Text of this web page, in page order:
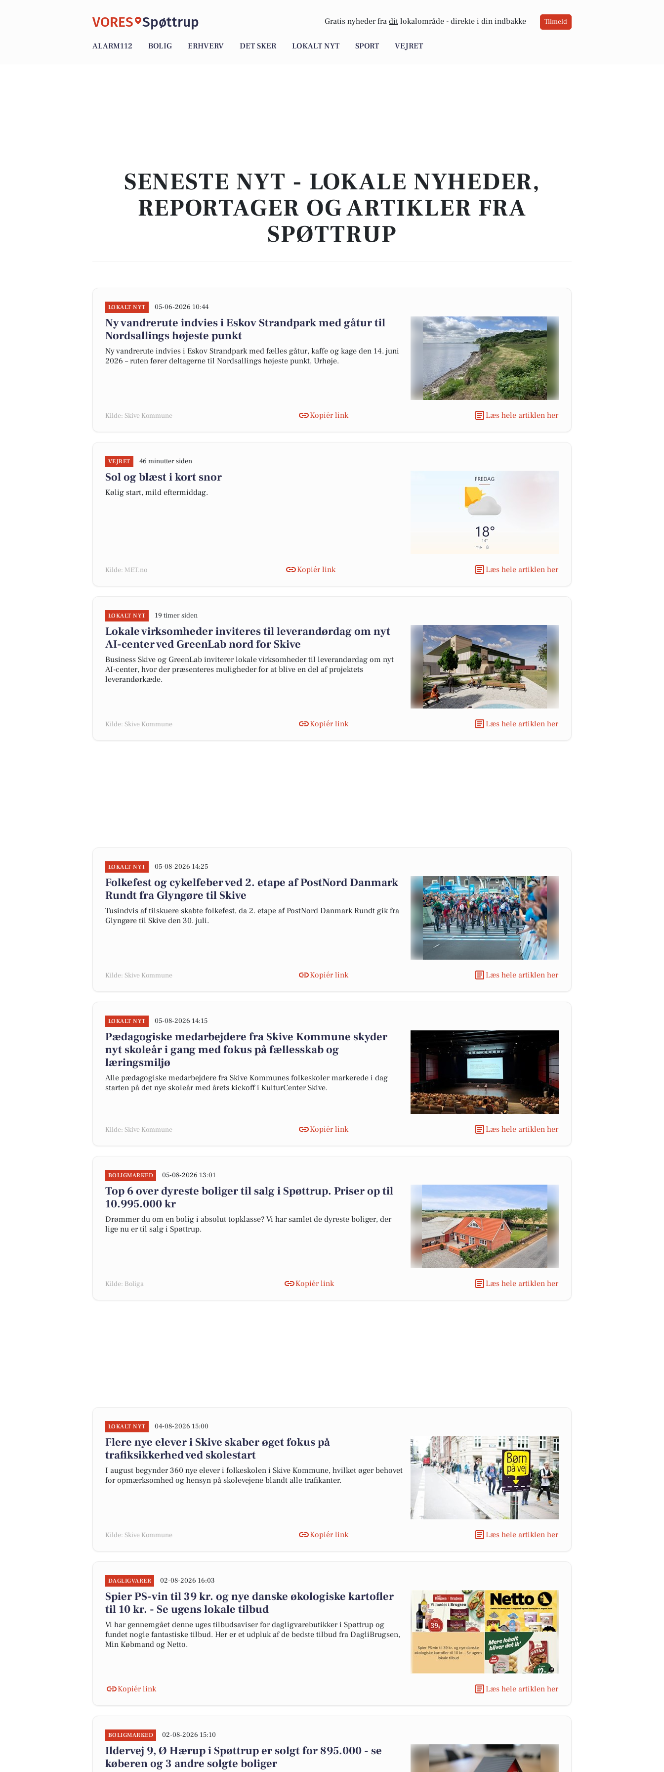
VORES Spøttrup Gratis nyheder fra dit lokalområde - direkte i din indbakke Tilmeld
ALARM112 BOLIG ERHVERV DET SKER LOKALT NYT SPORT VEJRET
SENESTE NYT - LOKALE NYHEDER,
REPORTAGER OG ARTIKLER FRA
SPØTTRUP
LOKALT NYT 05-06-2026 10:44
Ny vandrerute indvies i Eskov Strandpark med gåtur til
Nordsallings højeste punkt
Ny vandrerute indvies i Eskov Strandpark med fælles gåtur, kaffe og kage den 14. juni
2026 – ruten fører deltagerne til Nordsallings højeste punkt, Urhøje.
Kilde: Skive Kommune Kopiér link Læs hele artiklen her
VEJRET 46 minutter siden
Sol og blæst i kort snor
Kølig start, mild eftermiddag.
Kilde: MET.no Kopiér link Læs hele artiklen her
LOKALT NYT 19 timer siden
Lokale virksomheder inviteres til leverandørdag om nyt
AI-center ved GreenLab nord for Skive
Business Skive og GreenLab inviterer lokale virksomheder til leverandørdag om nyt
AI-center, hvor der præsenteres muligheder for at blive en del af projektets
leverandørkæde.
Kilde: Skive Kommune Kopiér link Læs hele artiklen her
LOKALT NYT 05-08-2026 14:25
Folkefest og cykelfeber ved 2. etape af PostNord Danmark
Rundt fra Glyngøre til Skive
Tusindvis af tilskuere skabte folkefest, da 2. etape af PostNord Danmark Rundt gik fra
Glyngøre til Skive den 30. juli.
Kilde: Skive Kommune Kopiér link Læs hele artiklen her
LOKALT NYT 05-08-2026 14:15
Pædagogiske medarbejdere fra Skive Kommune skyder
nyt skoleår i gang med fokus på fællesskab og
læringsmiljø
Alle pædagogiske medarbejdere fra Skive Kommunes folkeskoler markerede i dag
starten på det nye skoleår med årets kickoff i KulturCenter Skive.
Kilde: Skive Kommune Kopiér link Læs hele artiklen her
BOLIGMARKED 05-08-2026 13:01
Top 6 over dyreste boliger til salg i Spøttrup. Priser op til
10.995.000 kr
Drømmer du om en bolig i absolut topklasse? Vi har samlet de dyreste boliger, der
lige nu er til salg i Spøttrup.
Kilde: Boliga Kopiér link Læs hele artiklen her
LOKALT NYT 04-08-2026 15:00
Flere nye elever i Skive skaber øget fokus på
trafiksikkerhed ved skolestart
I august begynder 360 nye elever i folkeskolen i Skive Kommune, hvilket øger behovet
for opmærksomhed og hensyn på skolevejene blandt alle trafikanter.
Kilde: Skive Kommune Kopiér link Læs hele artiklen her
DAGLIGVARER 02-08-2026 16:03
Spier PS-vin til 39 kr. og nye danske økologiske kartofler
til 10 kr. - Se ugens lokale tilbud
Vi har gennemgået denne uges tilbudsaviser for dagligvarebutikker i Spøttrup og
fundet nogle fantastiske tilbud. Her er et udpluk af de bedste tilbud fra DagliBrugsen,
Min Købmand og Netto.
Kopiér link Læs hele artiklen her
BOLIGMARKED 02-08-2026 15:10
Ildervej 9, Ø Hærup i Spøttrup er solgt for 895.000 - se
køberen og 3 andre solgte boliger